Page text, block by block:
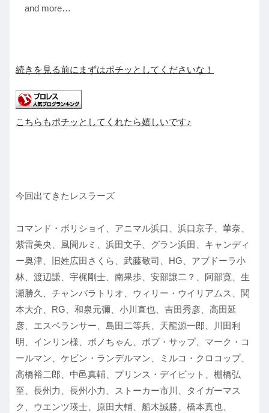
and more…
続きを見る前にまずはポチッとしてくださいな！
こちらもポチッとしてくれたら嬉しいです♪
今回出てきたレスラーズ
コマンド・ボリショイ、アニマル浜口、浜口京子、華奈、
紫雷美央、風間ルミ、浜田文子、グラン浜田、キャンディ
ー奥津、旧姓広田さくら、武藤敬司、HG、アブドーラ小
林、渡辺謙、宇梶剛士、南果歩、安部譲二？、阿部寛、生
瀬勝久、チャンバラトリオ、ウィリー・ウイリアムス、関
本大介、RG、和泉元彌、小川直也、吉田秀彦、高田延
彦、エスペランサー、島田二等兵、天龍源一郎、川田利
明、インリン様、ボノちゃん、ボブ・サップ、マーク・コ
ールマン、ケビン・ランデルマン、ミルコ・クロコップ、
高橋裕二郎、中邑真輔、プリンス・デイビット、棚橋弘
至、長州力、長州小力、ストーカー市川、タイガーマス
ク、ウエンツ瑛士、原田大輔、船木誠勝、橋本真也、